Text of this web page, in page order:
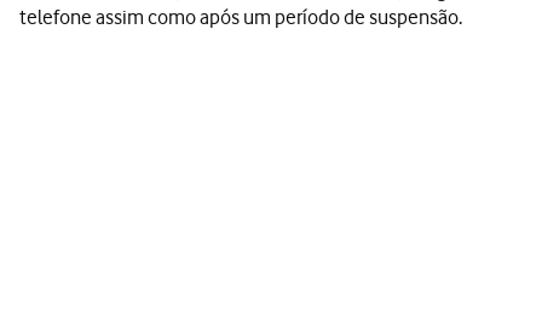
telefone assim como após um período de suspensão.